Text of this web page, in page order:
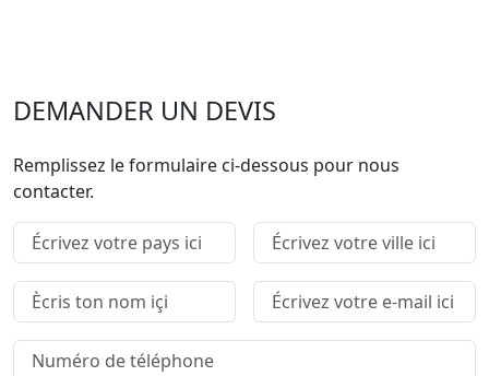
DEMANDER UN DEVIS
Remplissez le formulaire ci-dessous pour nous
contacter.